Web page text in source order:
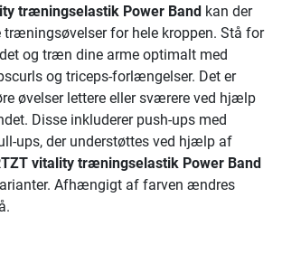
træningselastik Power Band kan der
for hele kroppen. Stå for
og træn dine arme optimalt med
og triceps-forlængelser. Det er
øvelser lettere eller sværere ved hjælp
Disse inkluderer push-ups med
ups, der understøttes ved hjælp af
vitality træningselastik Power Band
Afhængigt af farven ændres